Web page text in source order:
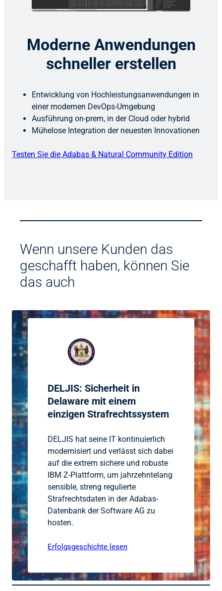
Moderne Anwendungen
schneller erstellen
Entwicklung von Hochleistungsanwendungen in
einer modernen DevOps-Umgebung
Ausführung on-prem, in der Cloud oder hybrid
Mühelose Integration der neuesten Innovationen
Testen Sie die Adabas & Natural Community Edition
Wenn unsere Kunden das
geschafft haben, können Sie
das auch
DELJIS: Sicherheit in
Delaware mit einem
einzigen Strafrechtssystem
DELJIS hat seine IT kontinuierlich
modernisiert und verlässt sich dabei
auf die extrem sichere und robuste
IBM Z-Plattform, um jahrzehntelang
sensible, streng regulierte
Strafrechtsdaten in der Adabas-
Datenbank der Software AG zu
hosten.
Erfolgsgeschichte lesen